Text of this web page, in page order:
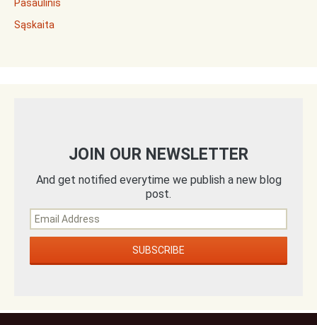
Pasaulinis
Sąskaita
JOIN OUR NEWSLETTER
And get notified everytime we publish a new blog
post.